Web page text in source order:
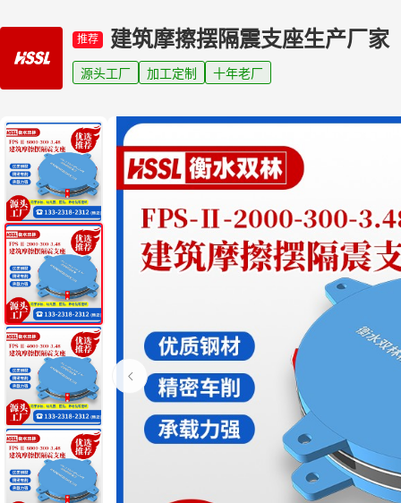
推荐 建筑摩擦摆隔震支座生产厂家
源头工厂 加工定制 十年老厂